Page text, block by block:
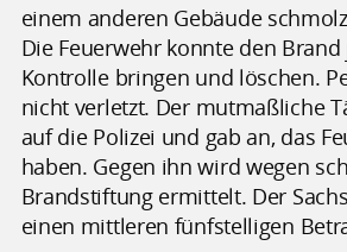
einem anderen Gebäude
Die Feuerwehr konnte den
Kontrolle bringen und löschen.
nicht verletzt. Der mutmaßliche
auf die Polizei und gab an, das
haben. Gegen ihn wird wegen
Brandstiftung ermittelt. Der
einen mittleren fünfstelligen